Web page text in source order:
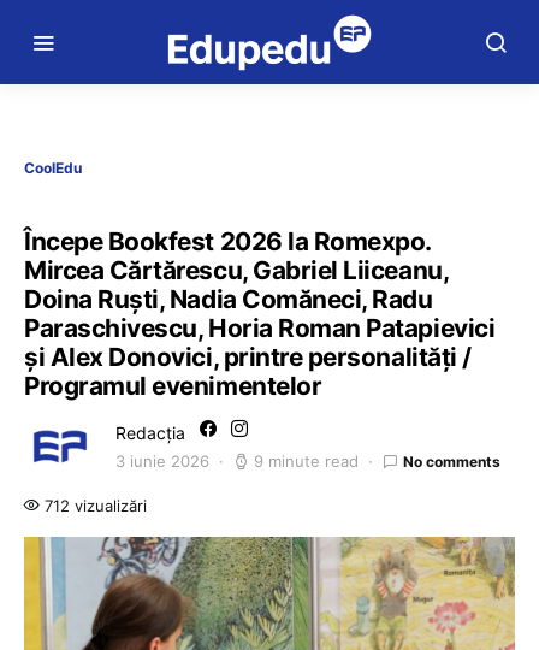
CoolEdu
Începe Bookfest 2026 la Romexpo.
Mircea Cărtărescu, Gabriel Liiceanu,
Doina Ruști, Nadia Comăneci, Radu
Paraschivescu, Horia Roman Patapievici
și Alex Donovici, printre personalități /
Programul evenimentelor
Redacția
3 iunie 2026 9 minute read No comments
712 vizualizări